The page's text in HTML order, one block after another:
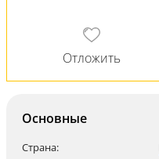
Основные
Страна: